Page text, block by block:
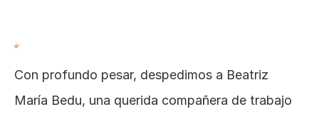
Con profundo pesar, despedimos a Beatriz
María Bedu, una querida compañera de trabajo